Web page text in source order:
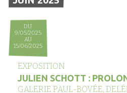
DU
9/05/2025
AU
15/06/2025
EXPOSITION
JULIEN SCHOTT :
GALERIE PAUL-BOVÉE,